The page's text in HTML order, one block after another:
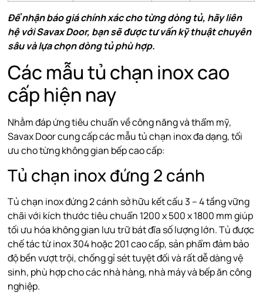
Để nhận báo giá chính xác cho từng dòng tủ, hãy liên
hệ với Savax Door, bạn sẽ được tư vấn kỹ thuật chuyên
sâu và lựa chọn dòng tủ phù hợp.
Các mẫu tủ chạn inox cao
cấp hiện nay
Nhằm đáp ứng tiêu chuẩn về công năng và thẩm mỹ,
Savax Door cung cấp các mẫu tủ chạn inox đa dạng, tối
ưu cho từng không gian bếp cao cấp:
Tủ chạn inox đứng 2 cánh
Tủ chạn inox đứng 2 cánh sở hữu kết cấu 3 – 4 tầng vững
chãi với kích thước tiêu chuẩn 1200 x 500 x 1800 mm giúp
tối ưu hóa không gian lưu trữ bát đĩa số lượng lớn. Tủ được
chế tác từ inox 304 hoặc 201 cao cấp, sản phẩm đảm bảo
độ bền vượt trội, chống gỉ sét tuyệt đối và rất dễ dàng vệ
sinh, phù hợp cho các nhà hàng, nhà máy và bếp ăn công
nghiệp.